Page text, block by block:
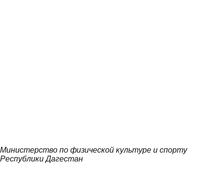
Министерство по физической культуре и спорту
Республики Дагестан